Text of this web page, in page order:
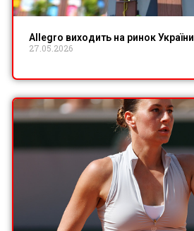
Allegro виходить на ринок України
27.05.2026